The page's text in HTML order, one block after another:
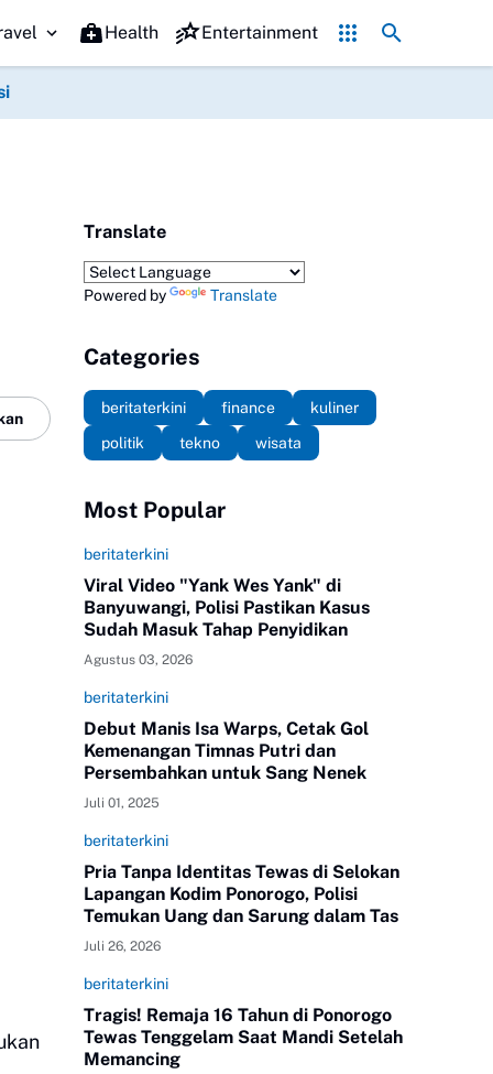
ke-530, Puluhan Tempat Kuliner Beri Diskon hingga 53
Health Entertainment
Translate
Powered by Translate
Categories
beritaterkini finance
kuliner
politik
tekno wisata
Most Popular
beritaterkini
Viral Video "Yank Wes Yank" di
Banyuwangi, Polisi Pastikan Kasus
Sudah Masuk Tahap Penyidikan
Agustus 03, 2026
beritaterkini
Debut Manis Isa Warps, Cetak Gol
Kemenangan Timnas Putri dan
Persembahkan untuk Sang Nenek
Juli 01, 2025
beritaterkini
Pria Tanpa Identitas Tewas di Selokan
Lapangan Kodim Ponorogo, Polisi
Temukan Uang dan Sarung dalam Tas
Juli 26, 2026
beritaterkini
Tragis! Remaja 16 Tahun di Ponorogo
Tewas Tenggelam Saat Mandi Setelah
Memancing